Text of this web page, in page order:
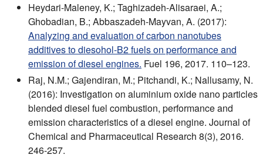
Heydari-Maleney, K.; Taghizadeh-Alisaraei, A.;
Ghobadian, B.; Abbaszadeh-Mayvan, A. (2017):
Analyzing and evaluation of carbon nanotubes
additives to diesohol-B2 fuels on performance and
emission of diesel engines. Fuel 196, 2017. 110–123.
Raj, N.M.; Gajendiran, M.; Pitchandi, K.; Nallusamy, N.
(2016): Investigation on aluminium oxide nano particles
blended diesel fuel combustion, performance and
emission characteristics of a diesel engine. Journal of
Chemical and Pharmaceutical Research 8(3), 2016.
246-257.